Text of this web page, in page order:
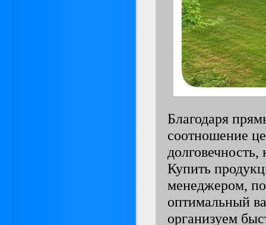
Благодаря
соотношение
Купить
менеджером,
оптимальный
организуем